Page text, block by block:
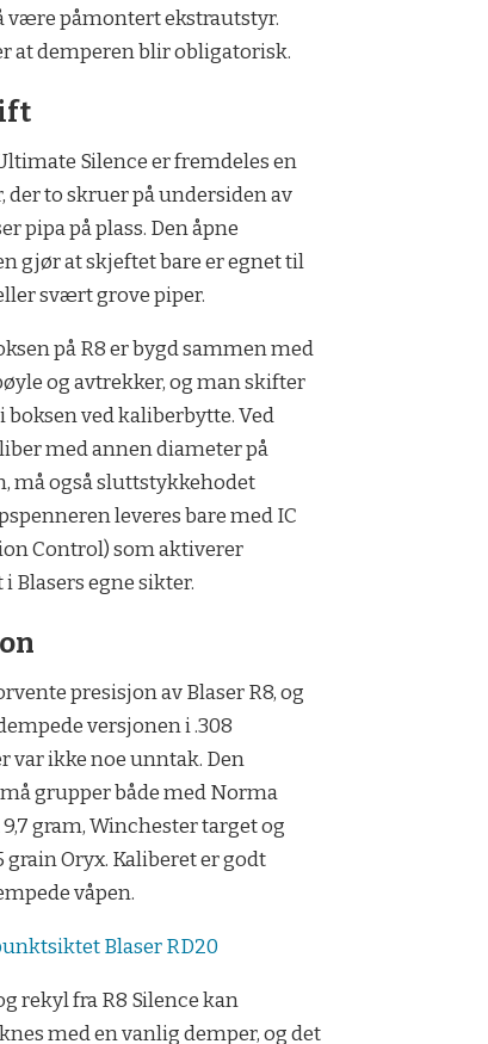
være påmontert ekstrautstyr.
at demperen blir obligatorisk.
Silence er fremdeles en
der to skruer på undersiden av
pipa på plass. Den åpne
gjør at skjeftet bare er egnet til
svært grove piper.
på R8 er bygd sammen med
og avtrekker, og man skifter
ved kaliberbytte. Ved
med annen diameter på
må også sluttstykkehodet
leveres bare med IC
Control) som aktiverer
Blasers egne sikter.
presisjon av Blaser R8, og
versjonen i .308
var ikke noe unntak. Den
grupper både med Norma
gram, Winchester target og
grain Oryx. Kaliberet er godt
våpen.
Blaser RD20
rekyl fra R8 Silence kan
med en vanlig demper, og det